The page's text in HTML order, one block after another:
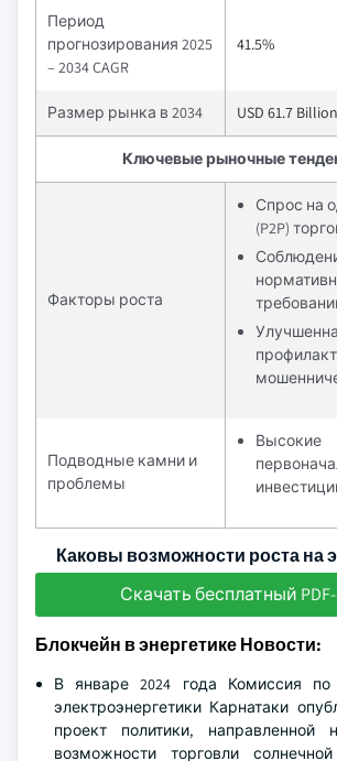
Период
прогнозирования 2025
– 2034 CAGR
41.5%
Размер рынка в 2034 USD 61.7 Billion
Ключевые рыночные
Факторы роста
Спрос на
(P2P)
Подводные камни и
проблемы
Высокие
Каковы возможности роста на
Скачать бесплатный
Блокчейн в энергетике Новости:
В январе 2024 года Комиссия по
электроэнергетики Карнатаки
проект политики, направленной
возможности торговли